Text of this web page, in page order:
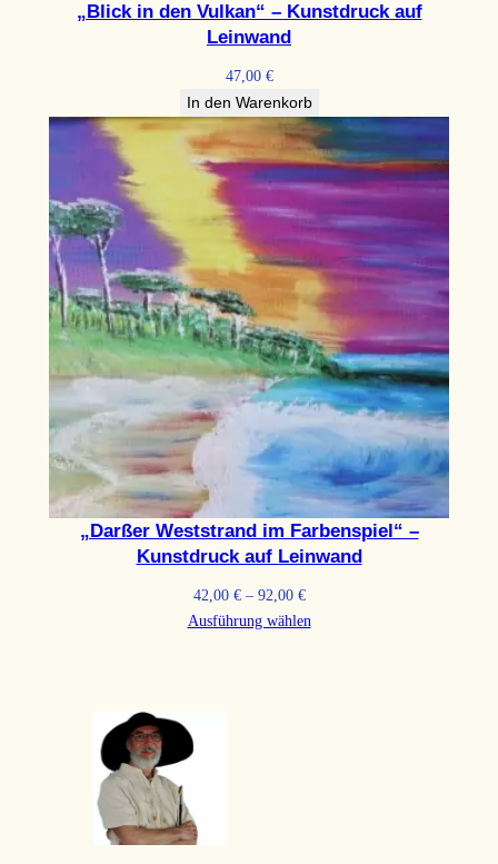
„Blick in den Vulkan“ – Kunstdruck auf
Leinwand
47,00 €
In den Warenkorb
„Darßer Weststrand im Farbenspiel“ –
Kunstdruck auf Leinwand
42,00 € – 92,00 €Preisspanne:
42,00 €
Ausführung wählen